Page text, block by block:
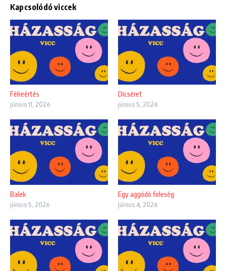
Kapcsolódó viccek
Félreértés
június 11, 2026
Dicséret
június 5, 2026
Balek
június 5, 2026
Egy aggódó feleség
június 4, 2026